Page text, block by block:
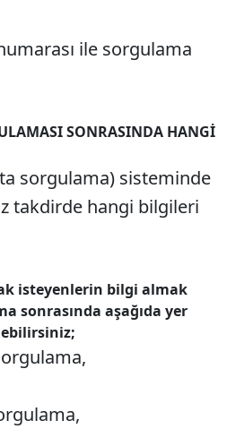
ile sorgulama
SONRASINDA HANGİ
sorgulama) sisteminde
takdirde hangi bilgileri
isteyenlerin bilgi almak
sonrasında aşağıda yer